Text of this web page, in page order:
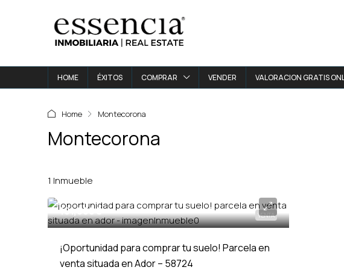
HOME ÉXITOS COMPRAR VENDER VALORACION GRATIS
Home Montecorona
Montecorona
1 Inmueble
VENTA
101,000€
¡Oportunidad para comprar tu suelo! Parcela en
venta situada en Ador – 58724